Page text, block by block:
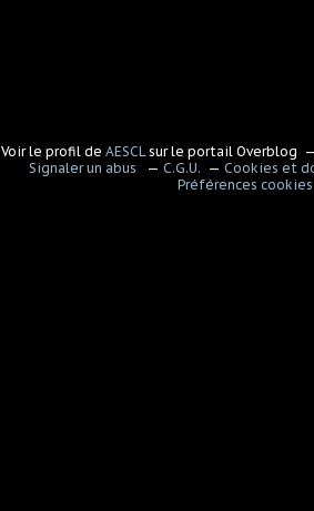
Voir le profil deAESCL sur le portail Overblog
Signaler un abus
C.G.U.
Cookies et
Préférences cookies